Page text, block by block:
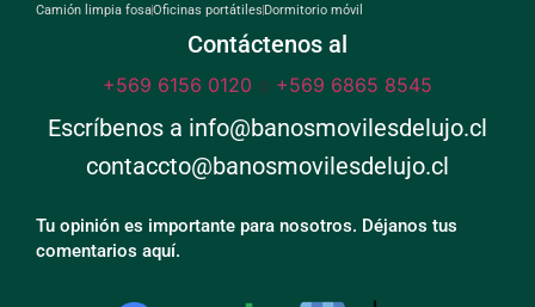
Camión limpia fosaOficinas portátiles Dormitorio móvil
Contáctenos al
+569 6156 0120 o +569 6865 8545
Escríbenos a info@banosmovilesdelujo.cl
contaccto@banosmovilesdelujo.cl
Tu opinión es importante para nosotros. Déjanos tus
comentarios aquí.